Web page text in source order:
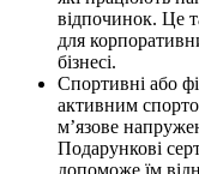
відпочинок. Це
для
бізнесі.
Спортивні або
активним
м’язове
Подарункові